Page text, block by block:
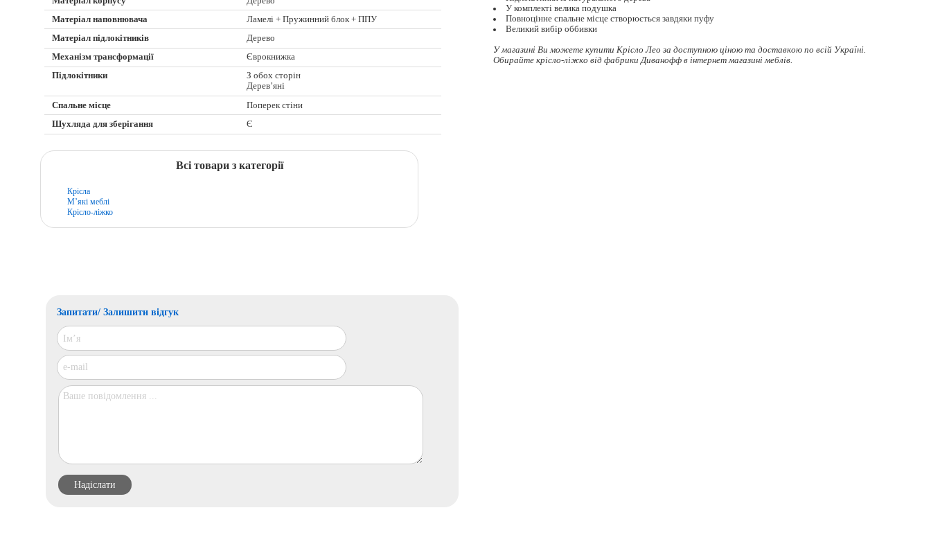
Матеріал наповнювача
Ламелі + Пружинний блок + ППУ
Матеріал підлокітників
Дерево
Механізм трансформації
Єврокнижка
Підлокітники
З обох сторін
Дерев’яні
Спальне місце
Поперек стіни
Шухляда для зберігання
Є
Всі товари з категорії
Крісла
М’які меблі
Крісло-ліжко
У комплекті велика подушка
Повноцінне спальне місце створюється завдяки пуфу
Великий вибір оббивки
У магазині Ви можете купити Крісло Лео за доступною ціною та доставкою по всій Україні.
Обирайте крісло-ліжковід фабрики Диванофф в інтернет магазині меблів.
Запитати/ Залишити відгук